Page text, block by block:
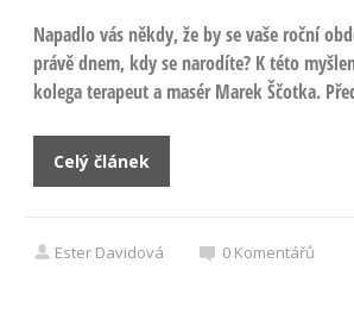
Napadlo vás někdy, že by se vaše roční
právě dnem, kdy se narodíte? K této
kolega terapeut a masér Marek Ščotka.
Celý článek
Ester Davidová 0 Komentářů